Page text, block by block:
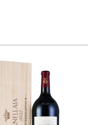
トリュス
ォルニア
ワイン
円